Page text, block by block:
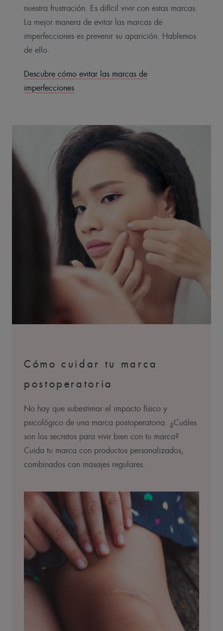
nuestra frustración. Es difícil vivir con estas marcas.
La mejor manera de evitar las marcas de
imperfecciones es prevenir su aparición. Hablemos
de ello.
Descubre cómo evitar las marcas de
imperfecciones
Cómo cuidar tu marca
postoperatoria
No hay que subestimar el impacto físico y
psicológico de una marca postoperatoria. ¿Cuáles
son los secretos para vivir bien con tu marca?
Cuida tu marca con productos personalizados,
combinados con masajes regulares.